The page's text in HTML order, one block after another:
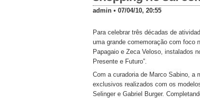
admin • 07/04/10, 20:55
Para celebrar três décadas de
uma grande comemoração com foco
Papagaio e Zeca Veloso, instalados
Presente e Futuro”.
Com a curadoria de Marco Sabino, a
exclusivos realizados com os
Selinger e Gabriel Burger.